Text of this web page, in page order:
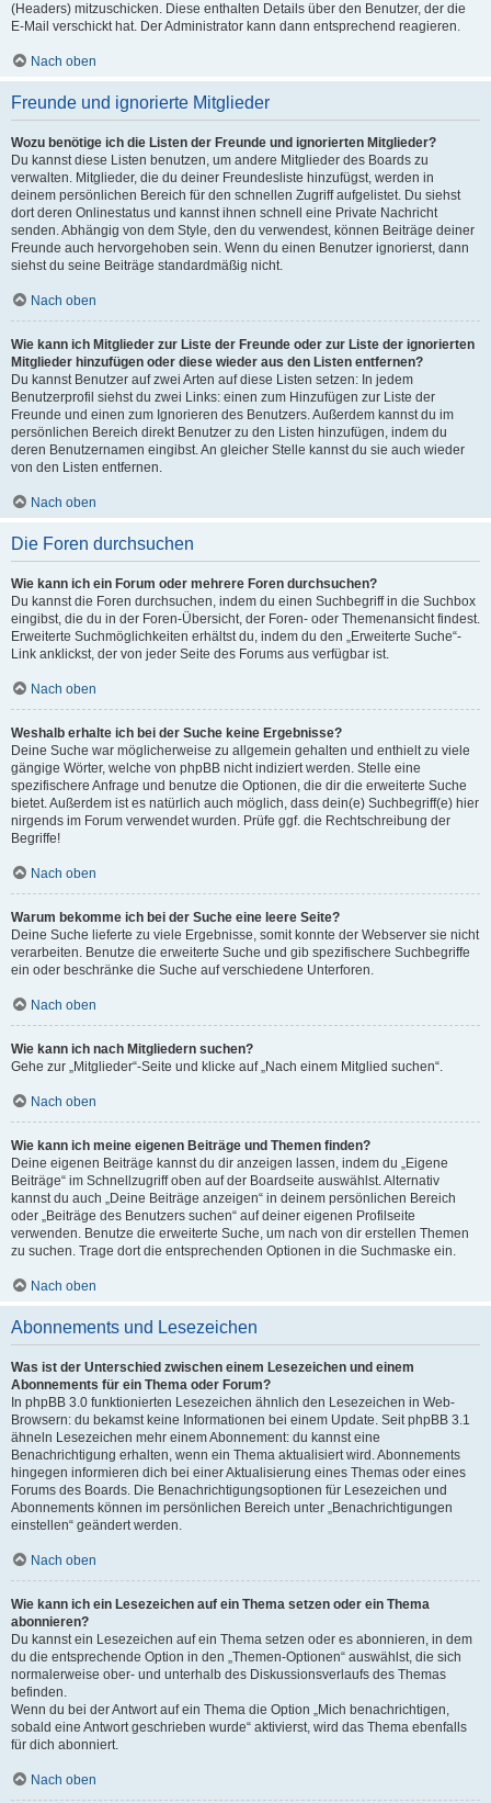
(Headers) mitzuschicken. Diese enthalten Details über den Benutzer, der die
E-Mail verschickt hat. Der Administrator kann dann entsprechend reagieren.
Nach oben
Freunde und ignorierte Mitglieder
Wozu benötige ich die Listen der Freunde und ignorierten Mitglieder?
Du kannst diese Listen benutzen, um andere Mitglieder des Boards zu
verwalten. Mitglieder, die du deiner Freundesliste hinzufügst, werden in
deinem persönlichen Bereich für den schnellen Zugriff aufgelistet. Du siehst
dort deren Onlinestatus und kannst ihnen schnell eine Private Nachricht
senden. Abhängig von dem Style, den du verwendest, können Beiträge deiner
Freunde auch hervorgehoben sein. Wenn du einen Benutzer ignorierst, dann
siehst du seine Beiträge standardmäßig nicht.
Nach oben
Wie kann ich Mitglieder zur Liste der Freunde oder zur Liste der ignorierten
Mitglieder hinzufügen oder diese wieder aus den Listen entfernen?
Du kannst Benutzer auf zwei Arten auf diese Listen setzen: In jedem
Benutzerprofil siehst du zwei Links: einen zum Hinzufügen zur Liste der
Freunde und einen zum Ignorieren des Benutzers. Außerdem kannst du im
persönlichen Bereich direkt Benutzer zu den Listen hinzufügen, indem du
deren Benutzernamen eingibst. An gleicher Stelle kannst du sie auch wieder
von den Listen entfernen.
Nach oben
Die Foren durchsuchen
Wie kann ich ein Forum oder mehrere Foren durchsuchen?
Du kannst die Foren durchsuchen, indem du einen Suchbegriff in die Suchbox
eingibst, die du in der Foren-Übersicht, der Foren- oder Themenansicht findest.
Erweiterte Suchmöglichkeiten erhältst du, indem du den „Erweiterte Suche“-
Link anklickst, der von jeder Seite des Forums aus verfügbar ist.
Nach oben
Weshalb erhalte ich bei der Suche keine Ergebnisse?
Deine Suche war möglicherweise zu allgemein gehalten und enthielt zu viele
gängige Wörter, welche von phpBB nicht indiziert werden. Stelle eine
spezifischere Anfrage und benutze die Optionen, die dir die erweiterte Suche
bietet. Außerdem ist es natürlich auch möglich, dass dein(e) Suchbegriff(e) hier
nirgends im Forum verwendet wurden. Prüfe ggf. die Rechtschreibung der
Begriffe!
Nach oben
Warum bekomme ich bei der Suche eine leere Seite?
Deine Suche lieferte zu viele Ergebnisse, somit konnte der Webserver sie nicht
verarbeiten. Benutze die erweiterte Suche und gib spezifischere Suchbegriffe
ein oder beschränke die Suche auf verschiedene Unterforen.
Nach oben
Wie kann ich nach Mitgliedern suchen?
Gehe zur „Mitglieder“-Seite und klicke auf „Nach einem Mitglied suchen“.
Nach oben
Wie kann ich meine eigenen Beiträge und Themen finden?
Deine eigenen Beiträge kannst du dir anzeigen lassen, indem du „Eigene
Beiträge“ im Schnellzugriff oben auf der Boardseite auswählst. Alternativ
kannst du auch „Deine Beiträge anzeigen“ in deinem persönlichen Bereich
oder „Beiträge des Benutzers suchen“ auf deiner eigenen Profilseite
verwenden. Benutze die erweiterte Suche, um nach von dir erstellen Themen
zu suchen. Trage dort die entsprechenden Optionen in die Suchmaske ein.
Nach oben
Abonnements und Lesezeichen
Was ist der Unterschied zwischen einem Lesezeichen und einem
Abonnements für ein Thema oder Forum?
In phpBB 3.0 funktionierten Lesezeichen ähnlich den Lesezeichen in Web-
Browsern: du bekamst keine Informationen bei einem Update. Seit phpBB 3.1
ähneln Lesezeichen mehr einem Abonnement: du kannst eine
Benachrichtigung erhalten, wenn ein Thema aktualisiert wird. Abonnements
hingegen informieren dich bei einer Aktualisierung eines Themas oder eines
Forums des Boards. Die Benachrichtigungsoptionen für Lesezeichen und
Abonnements können im persönlichen Bereich unter „Benachrichtigungen
einstellen“ geändert werden.
Nach oben
Wie kann ich ein Lesezeichen auf ein Thema setzen oder ein Thema
abonnieren?
Du kannst ein Lesezeichen auf ein Thema setzen oder es abonnieren, in dem
du die entsprechende Option in den „Themen-Optionen“ auswählst, die sich
normalerweise ober- und unterhalb des Diskussionsverlaufs des Themas
befinden.
Wenn du bei der Antwort auf ein Thema die Option „Mich benachrichtigen,
sobald eine Antwort geschrieben wurde“ aktivierst, wird das Thema ebenfalls
für dich abonniert.
Nach oben